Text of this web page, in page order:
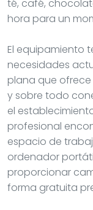
té, café,
hora para un
El equipamiento
necesidades
plana que
y sobre todo
el
profesional
espacio de
ordenador
proporcionar
forma gratuita